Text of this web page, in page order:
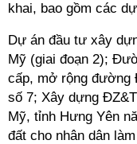
khai, bao gồm các
Dự án đầu tư xây
Mỹ (giai đoạn 2);
cấp, mở rộng đường
số 7; Xây dựng
Mỹ, tỉnh Hưng Yên
đất cho nhân dân